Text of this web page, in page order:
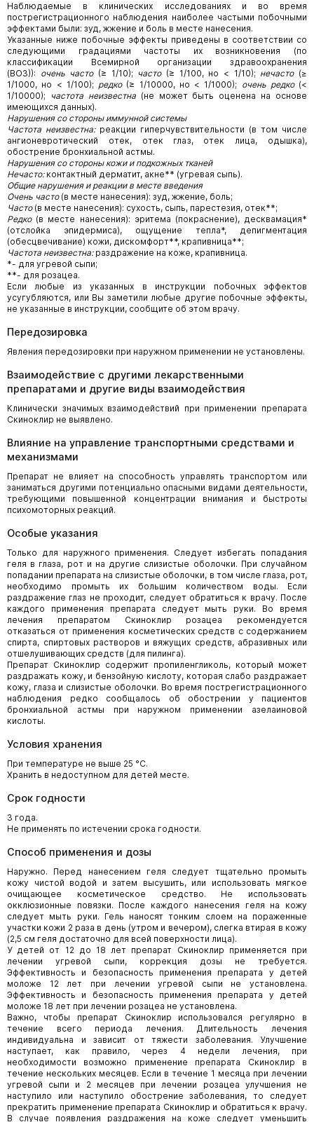
Наблюдаемые в клинических исследованиях и во время
пострегистрационного наблюдения наиболее частыми побочными
эффектами были: зуд, жжение и боль в месте нанесения.
Указанные ниже побочные эффекты приведены в соответствии со
следующими градациями частоты их возникновения (по
классификации Всемирной организации здравоохранения
(ВОЗ)): очень часто(≥ 1/10); часто(≥ 1/100, но < 1/10); нечасто(≥
1/1000, но < 1/100); редко(≥ 1/10000, но < 1/1000); очень редко(<
1/10000);
частота неизвестна(не может быть оценена на основе
имеющихся данных).
Нарушения со стороны иммунной системы
Частота неизвестна:реакции гиперчувствительности (в том числе
ангионевротический отек, отек глаз, отек лица, одышка),
обострение бронхиальной астмы.
Нарушения со стороны кожи и подкожных тканей
Нечасто:контактный дерматит, акне** (угревая сыпь).
Общие нарушения и реакции в месте введения
Очень часто(в месте нанесения): зуд, жжение, боль;
Часто(в месте нанесения): сухость, сыпь, парестезия, отек**;
Редко(в месте нанесения): эритема (покраснение), десквамация*
(отслойка эпидермиса), ощущение тепла*, депигментация
(обесцвечивание) кожи, дискомфорт**, крапивница**;
Частота неизвестна:раздражение на коже, крапивница.
*- для угревой сыпи;
**- для розацеа.
Если любые из указанных в инструкции побочных эффектов
усугубляются, или Вы заметили любые другие побочные эффекты,
не указанные в инструкции, сообщите об этом врачу.
Передозировка
Явления передозировки при наружном применении не установлены.
Взаимодействие с другими лекарственными
препаратами и другие виды взаимодействия
Клинически значимых взаимодействий при применении препарата
Скиноклир не выявлено.
Влияние на управление транспортными средствами и
механизмами
Препарат не влияет на способность управлять транспортом или
заниматься другими потенциально опасными видами деятельности,
требующими повышенной концентрации внимания и быстроты
психомоторных реакций.
Особые указания
Только для наружного применения. Следует избегать попадания
геля в глаза, рот и на другие слизистые оболочки. При случайном
попадании препарата на слизистые оболочки, в том числе глаза, рот,
необходимо промыть их большим количеством воды. Если
раздражение глаз не проходит, следует обратиться к врачу. После
каждого применения препарата следует мыть руки. Во время
лечения препаратом Скиноклир розацеа рекомендуется
отказаться от применения косметических средств с содержанием
спирта, спиртовых растворов и вяжущих средств, абразивных или
отшелушивающих средств (для пилинга).
Препарат Скиноклир содержит пропиленгликоль, который может
раздражать кожу, и бензойную кислоту, которая слабо раздражает
кожу, глаза и слизистые оболочки. Во время пострегистрационного
наблюдения редко сообщалось об обострении у пациентов
бронхиальной астмы при наружном применении азелаиновой
кислоты.
Условия хранения
При температуре не выше 25 °С.
Хранить в недоступном для детей месте.
Срок годности
3 года.
Не применять по истечении срока годности.
Способ применения и дозы
Наружно. Перед нанесением геля следует тщательно промыть
кожу чистой водой и затем высушить, или использовать мягкое
очищающее косметическое средство. Не использовать
окклюзионные повязки. После каждого нанесения геля на кожу
следует мыть руки. Гель наносят тонким слоем на пораженные
участки кожи 2 раза в день (утром и вечером), слегка втирая в кожу
(2,5 см геля достаточно для всей поверхности лица).
У детей от 12 до 18 лет препарат Скиноклир применяется при
лечении угревой сыпи, коррекция дозы не требуется.
Эффективность и безопасность применения препарата у детей
моложе 12 лет при лечении угревой сыпи не установлена.
Эффективность и безопасность применения препарата у детей
моложе 18 лет при лечении розацеа не установлена.
Важно, чтобы препарат Скиноклир использовался регулярно в
течение всего периода лечения. Длительность лечения
индивидуальна и зависит от тяжести заболевания. Улучшение
наступает, как правило, через 4 недели лечения, при
необходимости возможно применение препарата Скиноклир в
течение нескольких месяцев. Если в течение 1 месяца при лечении
угревой сыпи и 2 месяцев при лечении розацеа улучшения не
наступило или наступило обострение заболевания, то следует
прекратить применение препарата Скиноклир и обратиться к врачу.
В случае появления раздражения на коже следует уменьшить